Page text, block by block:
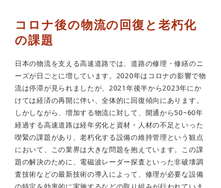
コロナ後の物流の回復と老朽化
の課題
日本の物流を支える高速道路では、道路の修理・修繕のニ
ーズが日ごとに増しています。2020年はコロナの影響で物
流は停滞が見られましたが、2021年後半から2023年にか
けては経済の再開に伴い、全体的に回復傾向にあります。
しかしながら、増加する物流に対して、開通から50~60年
経過する高速道路は経年劣化と資材・人材の不足といった
喫緊の課題があり、老朽化する設備の維持管理という観点
において、この業界は大きな問題を抱えています。この課
題の解決のために、電磁波レーダー探査といった非破壊調
査技術などの最新技術の導入によって、修理が必要な設備